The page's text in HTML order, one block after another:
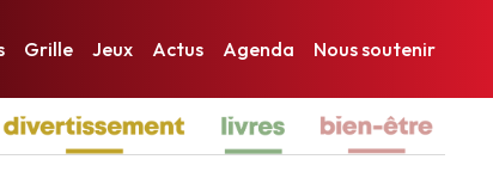
Grille Jeux Actus Agenda Nous soutenir